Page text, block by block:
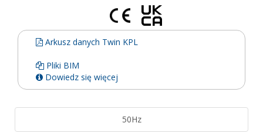
Arkusz danych Twin KPL
Pliki BIM
Dowiedz się więcej
50Hz